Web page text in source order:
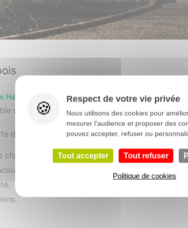
Héritage peut être totalement personnalisable,
de choisir le niveau de sécurité de votre
d’entrée Helleux vous offred’excellentes
Respect de votre vie privée
Nous utilisons des cookies pour
mesurer l'audience et proposer des
pouvez accepter, refuser ou
Tout accepter Tout refuser
Politique de cookies